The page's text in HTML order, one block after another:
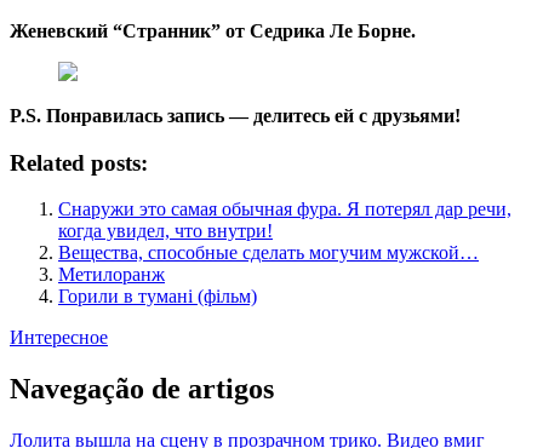
Женевский “Странник” от Седрика Ле Борне.
P.S. Понравилась запись — делитесь ей с друзьями!
Related posts:
Снаружи это самая обычная фура. Я потерял дар речи,
когда увидел, что внутри!
Вещества, способные сделать могучим мужской…
Метилоранж
Горили в тумані (фільм)
Интересное
Navegação de artigos
Лолита вышла на сцену в прозрачном трико. Видео вмиг